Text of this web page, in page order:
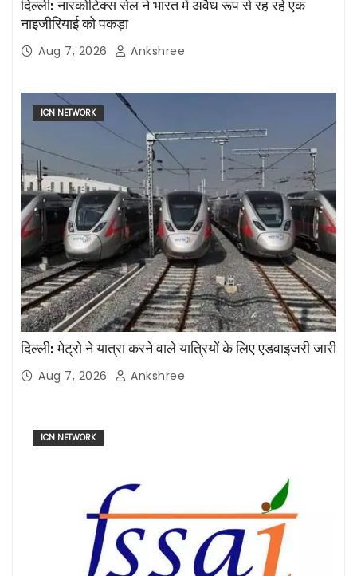
दिल्ली: नारकोटिक्स सेल ने भारत में अवैध रूप से रह रहे एक
नाइजीरियाई को पकड़ा
Aug 7, 2026 Ankshree
ICN NETWORK
दिल्ली: मेट्रो ने यात्रा करने वाले यात्रियों के लिए एडवाइजरी जारी
Aug 7, 2026 Ankshree
ICN NETWORK